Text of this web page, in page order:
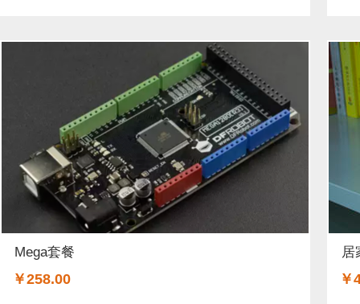
Mega套餐
￥258.00 ￥